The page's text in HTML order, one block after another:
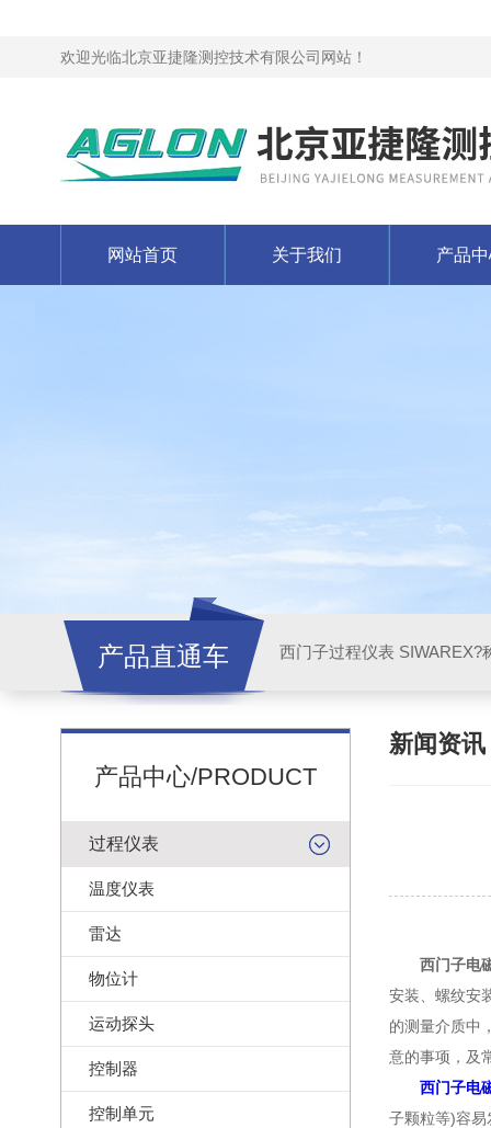
欢迎光临北京亚捷隆测控技术有限公司网站！
网站首页 关于我们 产品
产品直通车 西门子过程仪表 SIWAREX?
产品中心/PRODUCT
过程仪表
温度仪表
雷达
物位计
运动探头
控制器
控制单元
新闻资讯
西门子电
安装、螺纹安
的测量介质中
意的事项，及
西门子电
子颗粒等)容